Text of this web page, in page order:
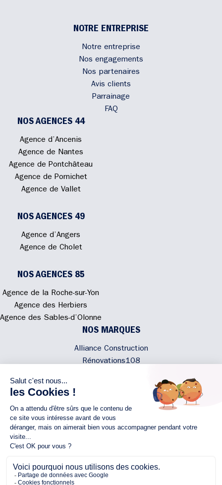
NOTRE ENTREPRISE
Notre entreprise
Nos engagements
Nos partenaires
Avis clients
Parrainage
FAQ
NOS AGENCES 44
Agence d’Ancenis
Agence de Nantes
Agence de Pontchâteau
Agence de Pornichet
Agence de Vallet
NOS AGENCES 49
Agence d’Angers
Agence de Cholet
NOS AGENCES 85
Agence de la Roche-sur-Yon
Agence des Herbiers
Agence des Sables-d’Olonne
NOS MARQUES
Alliance Construction
Rénovations108
NOUS CONTACTER
02 40 300 200
NOUS SUIVRE